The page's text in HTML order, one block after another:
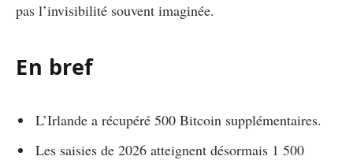
pas l’invisibilité souvent imaginée.
En bref
L’Irlande a récupéré 500 Bitcoin supplémentaires.
Les saisies de 2026 atteignent désormais 1 500